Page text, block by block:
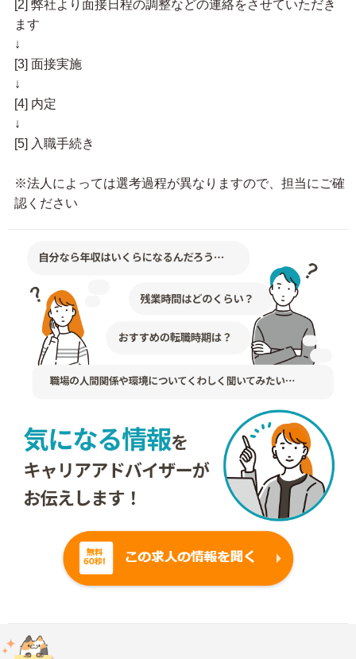
[2] 弊社より面接日程の調整などの連絡をさせていただき
ます
↓
[3] 面接実施
↓
[4] 内定
↓
[5] 入職手続き
※法人によっては選考過程が異なりますので、担当にご確
認ください